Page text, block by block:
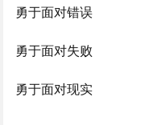
勇于面对错误
勇于面对失败
勇于面对现实